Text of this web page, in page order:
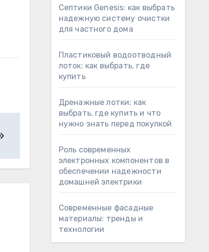
Септики Genesis: как выбрать
надежную систему очистки
для частного дома
Пластиковый водоотводный
лоток: как выбрать, где
купить
Дренажные лотки: как
выбрать, где купить и что
нужно знать перед покупкой
Роль современных
электронных компонентов в
обеспечении надежности
домашней электрики
Современные фасадные
материалы: тренды и
технологии